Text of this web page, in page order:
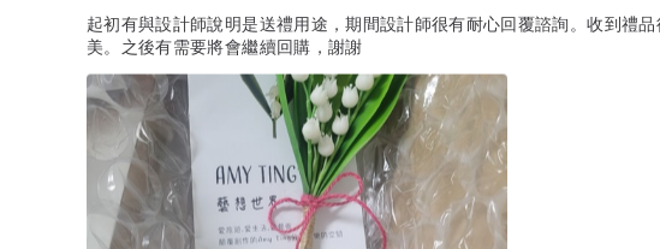
起初有與設計師說明是送禮用途，期間設計師很有耐心回覆諮詢。收到禮
美。之後有需要將會繼續回購，謝謝